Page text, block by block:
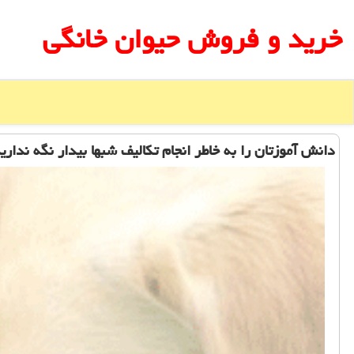
خرید و فروش حیوان خانگی
دانش آموزتان را به خاطر انجام تكالیف شبها بیدار نگه